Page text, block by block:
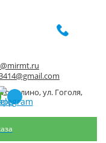
ул. Гоголя,
0,7